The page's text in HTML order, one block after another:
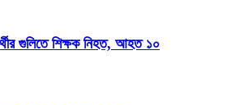
গুলিতে শিক্ষক নিহত, আহত ১০